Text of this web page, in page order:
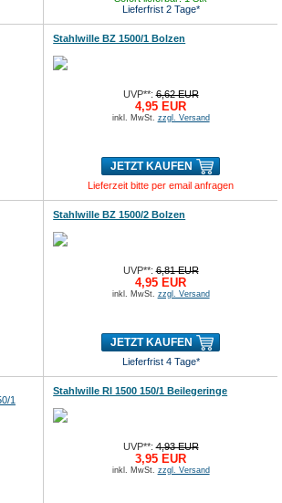
Lieferfrist 2 Tage*
Stahlwille BZ 1500/1 Bolzen
UVP**:6,62 EUR
4,95 EUR
inkl. MwSt. zzgl. Versand
JETZT KAUFEN
Lieferzeit bitte per email anfragen
Stahlwille BZ 1500/2 Bolzen
UVP**:6,81 EUR
4,95 EUR
inkl. MwSt. zzgl. Versand
JETZT KAUFEN
Lieferfrist 4 Tage*
Stahlwille RI 1500 150/1 Beilegeringe
UVP**:4,93 EUR
3,95 EUR
inkl. MwSt. zzgl. Versand